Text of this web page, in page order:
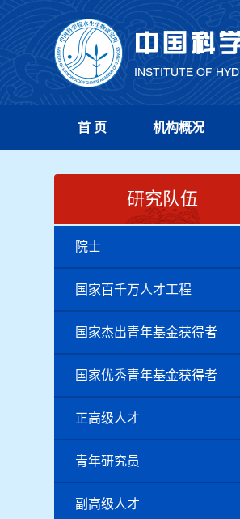
首 页 机构概况
研究队伍
院士
国家百千万人才工程
国家杰出青年基金获得者
国家优秀青年基金获得者
正高级人才
青年研究员
副高级人才